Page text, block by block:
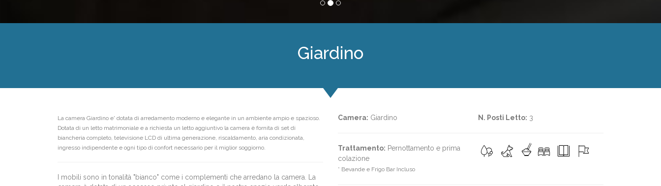
Giardino
La camera Giardino e' dotata di arredamento moderno e elegante in un ambiente ampio e spazioso.
Dotata di un letto matrimoniale e a richiesta un letto aggiuntivo la camera è fornita di set di
biancheria completo, televisione LCD di ultima generazione, riscaldamento, aria condizionata,
ingresso indipendente e ogni tipo di confort necessario per il miglior soggiorno.
I mobili sono in tonalità "bianco" come i complementi che arredano la camera. La
Camera: Giardino N. Posti Letto: 3
Trattamento: Pernottamento e prima
colazione
* Bevande e Frigo Bar Incluso